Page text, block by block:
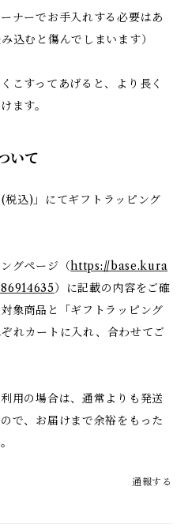
ナーでお手入れする必要はあ
込むと傷んでしまいます）
こすってあげると、より長く
ます。
いて
税込)」にてギフトラッピング
グページ（https://base.kura
）に記載の内容をご確
象商品と「ギフトラッピング
れカートに入れ、合わせてご
用の場合は、通常よりも発送
で、お届けまで余裕をもった
通報する